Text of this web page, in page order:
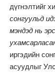
дүгнэлтийг
сонгуульд
мэндэд нь
иргэдийн
асуудлыг